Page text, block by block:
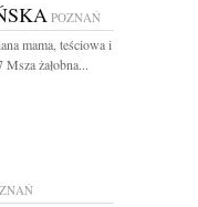
POZNAŃ
mama, teściowa i
żałobna...